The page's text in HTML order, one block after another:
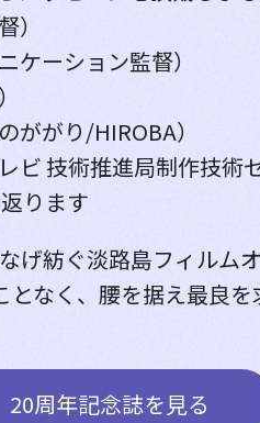
ケーション監督）
ががり/HIROBA）
ビ 技術推進局制作技術
ります
紡ぐ淡路島フィルム
なく、腰を据え最良を
20周年記念誌を見る